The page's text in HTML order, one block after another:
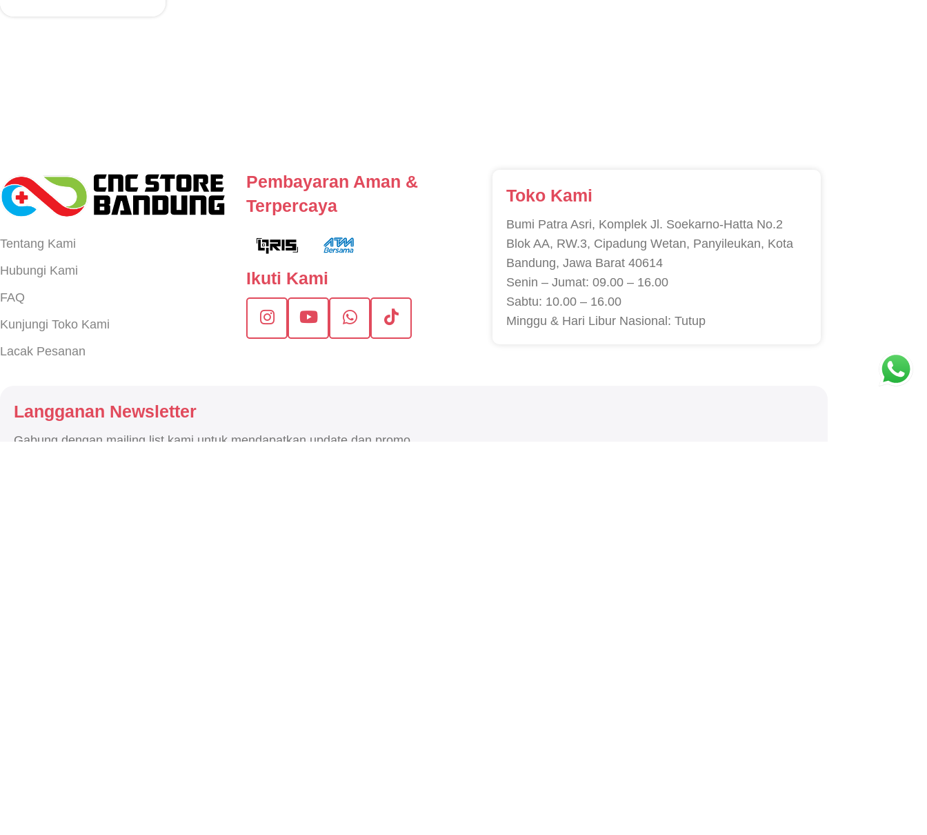
Tentang Kami
Hubungi Kami
FAQ
Kunjungi Toko Kami
Lacak Pesanan
Pembayaran Aman &
Terpercaya
Ikuti Kami
Toko Kami
Bumi Patra Asri, Komplek Jl. Soekarno-Hatta No.2
Blok AA, RW.3, Cipadung Wetan, Panyileukan, Kota
Bandung, Jawa Barat 40614
Senin – Jumat: 09.00 – 16.00
Sabtu: 10.00 – 16.00
Minggu & Hari Libur Nasional: Tutup
Langganan Newsletter
Gabung dengan mailing list kami untuk mendapatkan update dan promo